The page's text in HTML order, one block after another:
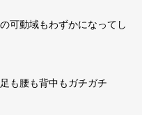
可動域もわずかになってし
も腰も背中もガチガチ